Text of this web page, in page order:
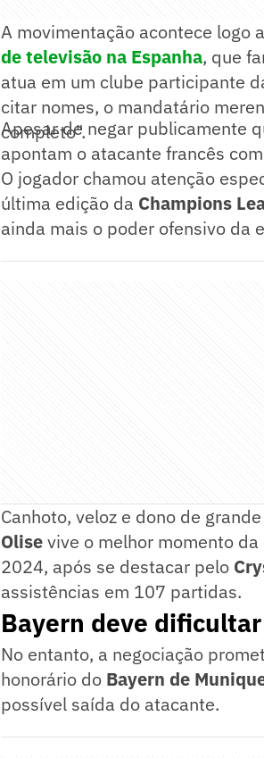
A movimentação acontece logo
de televisão na Espanha, que
atua em um clube participante
citar nomes, o mandatário
completo".
Apesar de negar publicamente
apontam o atacante francês
O jogador chamou atenção
última edição da Champions
ainda mais o poder ofensivo da
Canhoto, veloz e dono de
Olisevive o melhor momento
2024, após se destacar pelo
assistências em 107 partidas.
Bayern deve dificultar
No entanto, a negociação
honorário do Bayern de
possível saída do atacante.